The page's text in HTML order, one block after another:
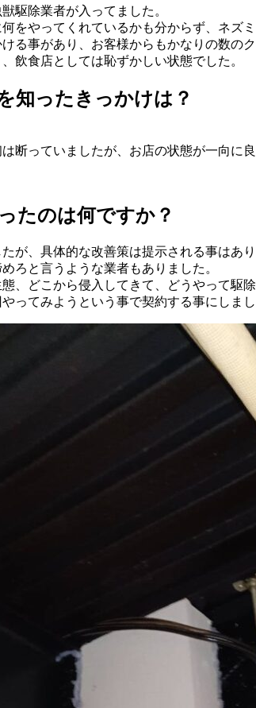
駆除業者が入ってました。
をやってくれているかも分からず、ネズ
る事があり、お客様からもかなりの数の
飲食店としては恥ずかしい状態でした。
知ったきっかけは？
断っていましたが、お店の状態が一向に
たのは何ですか？
が、具体的な改善策は提示される事はあり
ろと言うような業者もありました。
、どこから侵入してきて、どうやって駆
ってみようという事で契約する事にしまし